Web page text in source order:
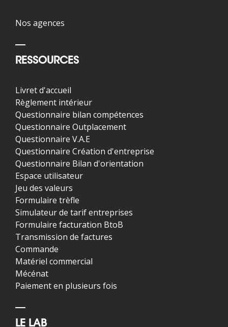
Nos agences
RESSOURCES
Livret d'accueil
Règlement intérieur
Questionnaire bilan compétences
Questionnaire Outplacement
Questionnaire V.A.E
Questionnaire Création d'entreprise
Questionnaire Bilan d'orientation
Espace utilisateur
Jeu des valeurs
Formulaire trèfle
Simulateur de tarif entreprises
Formulaire facturation BtoB
Transmission de factures
Commande
Matériel commercial
Mécénat
Paiement en plusieurs fois
LE LAB